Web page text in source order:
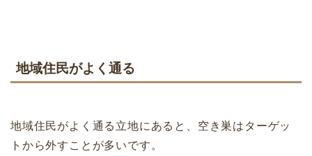
地域住民がよく通る
地域住民がよく通る立地にあると、空き巣はターゲッ
トから外すことが多いです。